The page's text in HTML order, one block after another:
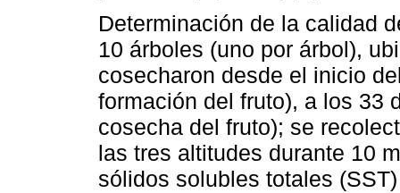
Determinación de la calidad
10 árboles (uno por árbol),
cosecharon desde el inicio
formación del fruto), a los 33
cosecha del fruto); se
las tres altitudes durante 10
sólidos solubles totales